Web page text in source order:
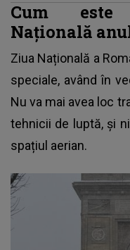
Cum este
Naţională
Ziua Națională a
speciale, având în
Nu va mai avea loc
tehnicii de luptă, și
spațiul aerian.